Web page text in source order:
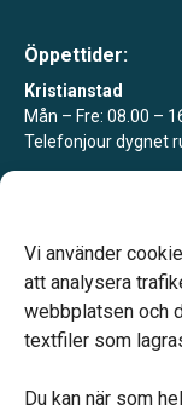
Vi använder
att analysera
webbplatsen och
textfiler som
Du kan när som
Öppettider:
Kristianstad
Mån – Fre: 08.00 –
Telefonjour dygnet
Telefonjour dygnet